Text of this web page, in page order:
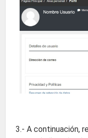
3.- A continuación,